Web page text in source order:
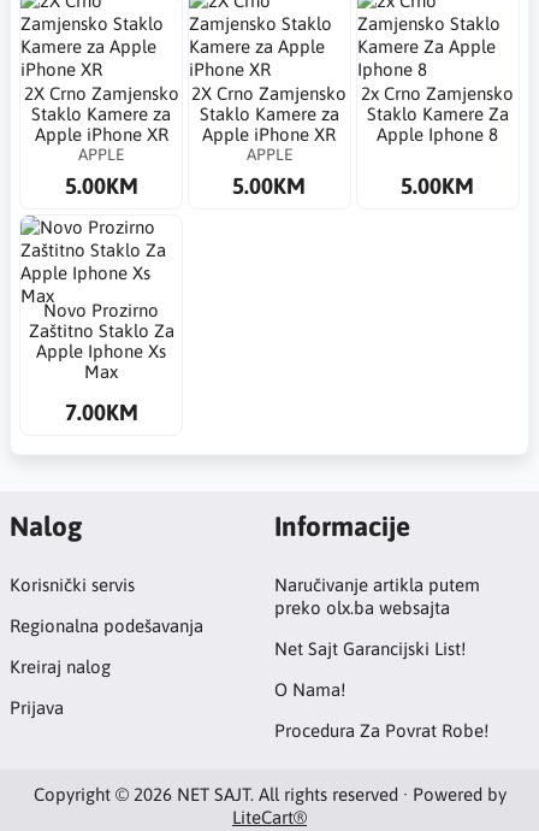
2X Crno Zamjensko
Staklo Kamere za
Apple iPhone XR
APPLE
5.00KM
2X Crno Zamjensko
Staklo Kamere za
Apple iPhone XR
APPLE
5.00KM
2x Crno Zamjensko
Staklo Kamere Za
Apple Iphone 8
5.00KM
Novo Prozirno
Zaštitno Staklo Za
Apple Iphone Xs
Max
7.00KM
Nalog
Korisnički servis
Regionalna podešavanja
Kreiraj nalog
Prijava
Informacije
Naručivanje artikla putem
preko olx.ba websajta
Net Sajt Garancijski List!
O Nama!
Procedura Za Povrat Robe!
Copyright © 2026 NET SAJT. All rights reserved · Powered by
LiteCart®